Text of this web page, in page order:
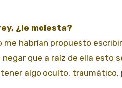
¿le molesta?
habrían propuesto escribir
que a raíz de ella esto
algo oculto, traumático,